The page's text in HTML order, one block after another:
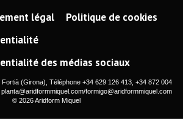
légal
Politique de cookies
des médias sociaux
(Girona), Téléphone +34 629 126 413, +34 872 004
planta@aridformmiquel.com/formigo@aridformmiquel.com
© 2026 Aridform Miquel